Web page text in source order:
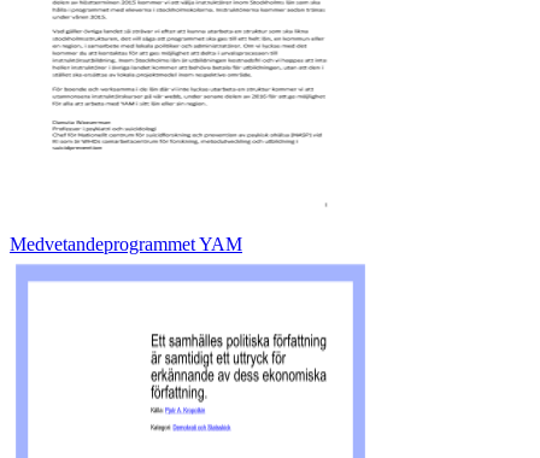
Medvetandeprogrammet YAM